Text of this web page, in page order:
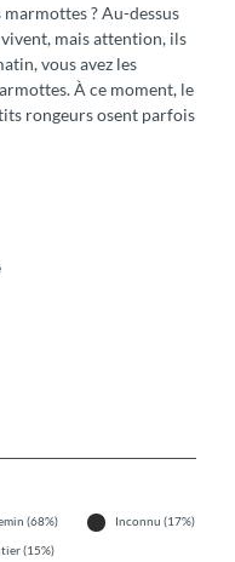
? Au-dessus
mais attention, ils
vous avez les
À ce moment, le
rongeurs osent parfois
(68%)
Inconnu (17%)
(15%)